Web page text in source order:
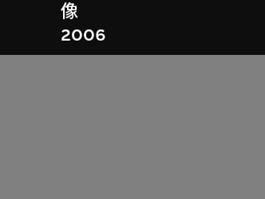
像
2006